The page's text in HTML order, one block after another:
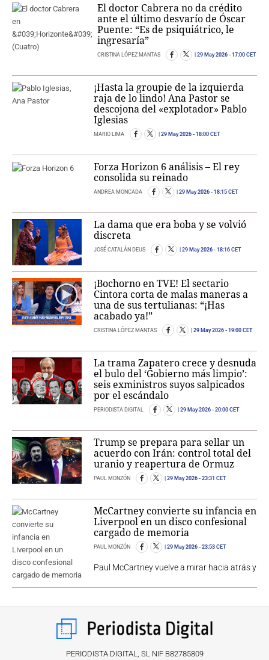
El doctor Cabrera no da crédito
ante el último desvarío de Óscar
Puente: “Es de psiquiátrico, le
ingresaría”
CRISTINA LÓPEZ MANTAS 29 May 2026 - 17:00 CET
¡Hasta la groupie de la izquierda
raja de lo lindo! Ana Pastor se
descojona del «explotador» Pablo
Iglesias
MARIO LIMA 29 May 2026 - 18:00 CET
Forza Horizon 6 análisis – El rey
consolida su reinado
ANDREA MONCADA 29 May 2026 - 18:15 CET
La dama que era boba y se volvió
discreta
JOSÉ CATALÁN DEUS 29 May 2026 - 18:16 CET
¡Bochorno en TVE! El sectario
Cintora corta de malas maneras a
una de sus tertulianas: “¡Has
acabado ya!”
CRISTINA LÓPEZ MANTAS 29 May 2026 - 19:00 CET
La trama Zapatero crece y desnuda
el bulo del ‘Gobierno más limpio’:
seis exministros suyos salpicados
por el escándalo
PERIODISTA DIGITAL 29 May 2026 - 20:00 CET
Trump se prepara para sellar un
acuerdo con Irán: control total del
uranio y reapertura de Ormuz
PAUL MONZÓN 29 May 2026 - 23:31 CET
McCartney convierte su infancia en
Liverpool en un disco confesional
cargado de memoria
PAUL MONZÓN 29 May 2026 - 23:53 CET
Paul McCartney vuelve a mirar hacia atrás y
PERIODISTA DIGITAL, SL NIF B82785809